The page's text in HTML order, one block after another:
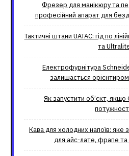
Фрезер для манікюру та
професійний апарат для
Тактичні штани UATAC: гід по
та
Електрофурнітура
залишається
Як запустити об’єкт,
Кава для холодних напоїв: яке
для айс-лате, фрапе та